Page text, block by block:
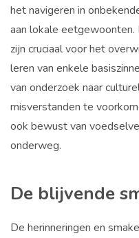
het navigeren in
aan lokale
zijn cruciaal voor het
leren van enkele
van onderzoek naar
misverstanden te
ook bewust van
onderweg.
De blijvende
De herinneringen en